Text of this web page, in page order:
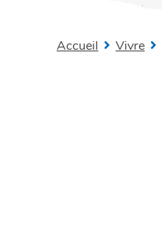
Accueil Vivre